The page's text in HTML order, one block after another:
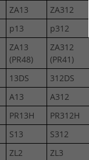
ZA13 ZA312
p13 p312
ZA13
(PR48)
ZA312
(PR41)
13DS 312DS
A13 A312
PR13H PR312H
S13 S312
ZL2 ZL3